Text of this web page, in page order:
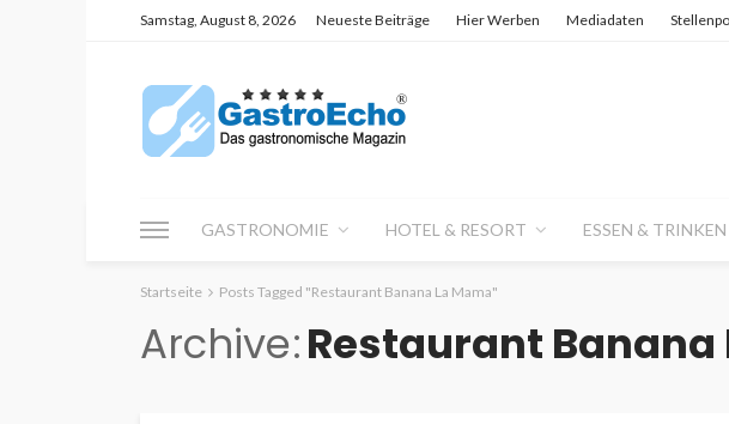
Samstag, August 8, 2026 Neueste Beiträge Hier Werben Mediadaten
GASTRONOMIE HOTEL & RESORT ESSEN & TRINKEN
Startseite Posts Tagged "Restaurant Banana La Mama"
Archive Restaurant Banana